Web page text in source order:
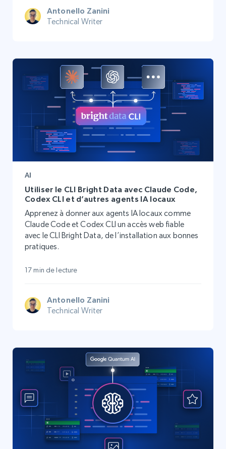
Antonello Zanini
Technical Writer
AI
Utiliser le CLI Bright Data avec Claude Code,
Codex CLI et d’autres agents IA locaux
Apprenez à donner aux agents IA locaux comme
Claude Code et Codex CLI un accès web fiable
avec le CLI Bright Data, de l’installation aux bonnes
pratiques.
17 min de lecture
Antonello Zanini
Technical Writer